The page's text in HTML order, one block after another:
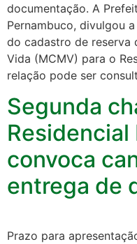
documentação. A
Pernambuco, divulgou
do cadastro de reserva
Vida (MCMV) para o
relação pode ser
Segunda
Residencial
convoca
entrega de
Prazo para